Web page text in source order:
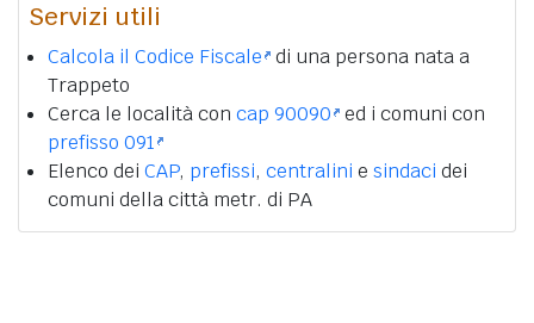
Servizi utili
Calcola il Codice Fiscale di una persona nata a
Trappeto
Cerca le località con cap 90090 ed i comuni con
prefisso 091
Elenco dei CAP, prefissi, centralini e sindaci dei
comuni della città metr. di PA